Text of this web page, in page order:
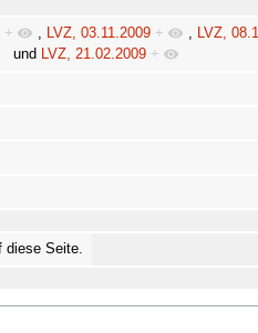
+ LVZ, 03.11.2009 + LVZ,
und
LVZ, 21.02.2009 +
diese Seite.